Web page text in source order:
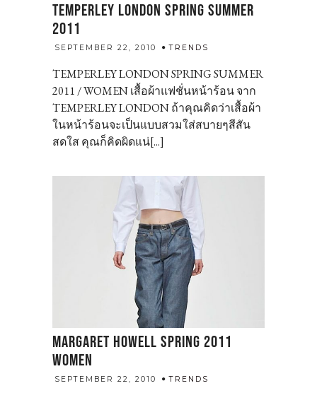
TEMPERLEY LONDON SPRING SUMMER
2011
SEPTEMBER 22, 2010 TRENDS
TEMPERLEY LONDON SPRING SUMMER
2011 / WOMEN เสื้อผ้าแฟชั่นหน้าร้อน จาก
TEMPERLEY LONDON ถ้าคุณคิดว่าเสื้อผ้า
ในหน้าร้อนจะเป็นแบบสวมใส่สบายๆสีสัน
สดใส คุณก็คิดผิดแน่[...]
MARGARET HOWELL SPRING 2011
WOMEN
SEPTEMBER 22, 2010 TRENDS